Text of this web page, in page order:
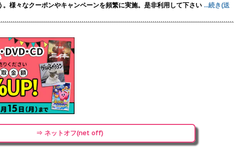
様々なクーポンやキャンペーンを頻繁に実施。是非利用して下さい ...続き(送
⇒ ネットオフ(net off)